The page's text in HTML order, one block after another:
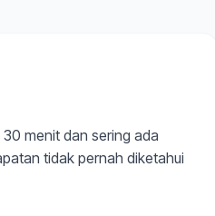
menit dan sering ada
tidak pernah diketahui